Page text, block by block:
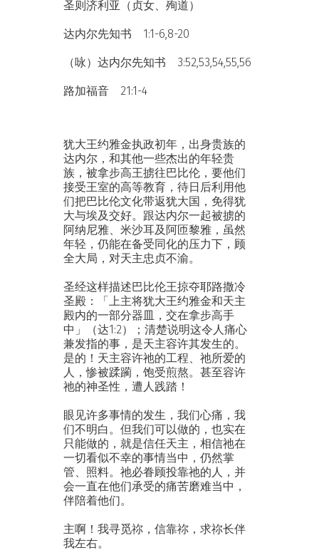
圣则济利亚（贞女、殉道）
达内尔先知书 1:1-6,8-20
（咏）达内尔先知书 3:52,53,54,55,56
路加福音 21:1-4
犹大王约雅金执政初年，出身贵族的
达内尔，和其他一些杰出的年轻贵
族，被拿步高王掳往巴比伦，要他们
接受王室的高等教育，待日后利用他
们把巴比伦文化带返犹大国，免得犹
大与埃及交好。跟达内尔一起被掳的
阿纳尼雅、米沙耳及阿匝黎雅，虽然
年轻，仍能在备受同化的压力下，顾
全大局，对天主忠贞不渝。
圣经这样描述巴比伦王掠夺耶路撒冷
圣殿：「上主将犹大王约雅金和天主
殿内的一部分器皿，交在拿步高手
中」（达1:2）；清楚说明这令人痛心
兼发指的事，是天主容许其发生的。
是的！天主容许祂的工程、祂所爱的
人，惨被蹂躏，饱受煎熬。甚至容许
祂的神圣性，遭人践踏！
眼见许多事情的发生，我们心痛，我
们不明白。但我们可以做的，也实在
只能做的，就是信任天主，相信祂在
一切看似不幸的事情当中，仍然掌
管、照料。祂必眷顾投靠祂的人，并
会一直在他们承受的痛苦磨难当中，
伴陪着他们。
主啊！我寻觅祢，信靠祢，求祢长伴
我左右。